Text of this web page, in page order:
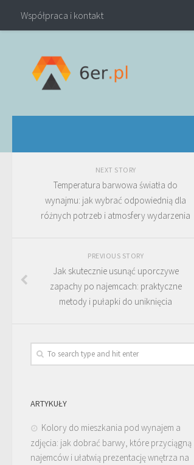
Współpraca i kontakt
NEXT STORY
Temperatura barwowa światła do
wynajmu: jak wybrać odpowiednią dla
różnych potrzeb i atmosfery wydarzenia
PREVIOUS STORY
Jak skutecznie usunąć uporczywe
zapachy po najemcach: praktyczne
metody i pułapki do uniknięcia
ARTYKUŁY
Kolory do mieszkania pod wynajem a
zdjęcia: jak dobrać barwy, które przyciągną
najemców i ułatwią prezentację wnętrza na